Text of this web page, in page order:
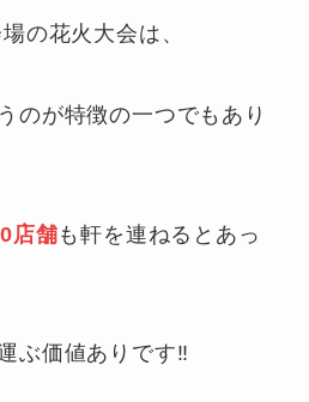
の花火大会は、
のが特徴の一つでもあり
店舗も軒を連ねるとあっ
ぶ価値ありです‼